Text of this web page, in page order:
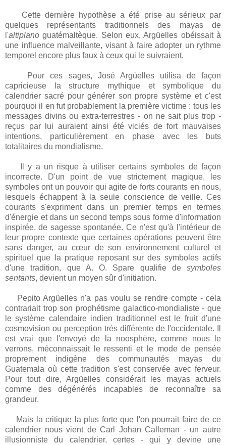
Cette dernière hypothèse a été prise au sérieux par
quelques représentants traditionnels des mayas de
l'altiplano guatémaltèque. Selon eux, Argüelles obéissait à
une influence malveillante, visant à faire adopter un rythme
temporel encore plus faux à ceux qui le suivraient.
Pour ces sages, José Argüelles utilisa de façon
capricieuse la structure mythique et symbolique du
calendrier sacré pour générer son propre système et c'est
pourquoi il en fut probablement la première victime : tous les
messages divins ou extra-terrestres - on ne sait plus trop -
reçus par lui auraient ainsi été viciés de fort mauvaises
intentions, particulièrement en phase avec les buts
totalitaires du mondialisme.
Il y a un risque à utiliser certains symboles de façon
incorrecte. D'un point de vue strictement magique, les
symboles ont un pouvoir qui agite de forts courants en nous,
lesquels échappent à la seule conscience de veille. Ces
courants s'expriment dans un premier temps en termes
d'énergie et dans un second temps sous forme d'information
inspirée, de sagesse spontanée. Ce n'est qu'à l'intérieur de
leur propre contexte que certaines opérations peuvent être
sans danger, au cœur de son environnement culturel et
spirituel que la pratique reposant sur des symboles actifs
d'une tradition, que A. O. Spare qualifie de symboles
sentants, devient un moyen sûr d'initiation.
Pepito Argüelles n'a pas voulu se rendre compte - cela
contrariait trop son prophétisme galactico-mondialiste - que
le système calendaire indien traditionnel est le fruit d'une
cosmovision ou perception très différente de l'occidentale. Il
est vrai que l'envoyé de la noosphère, comme nous le
verrons, méconnaissait le ressenti et le mode de pensée
proprement indigène des communautés mayas du
Guatemala où cette tradition s'est conservée avec ferveur.
Pour tout dire, Argüelles considérait les mayas actuels
comme des dégénérés incapables de reconnaître sa
grandeur.
Mais la critique la plus forte que l'on pourrait faire de ce
calendrier nous vient de Carl Johan Calleman - un autre
illusionniste du calendrier, certes - qui y devine une